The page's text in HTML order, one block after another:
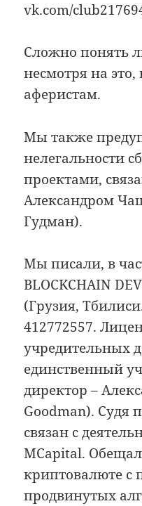
vk.com/
Сложно понять
несмотря на это,
аферистам.
Мы также
нелегальности
проектами,
Александром
Гудман).
Мы писали, в
BLOCKCHAIN
(Грузия,
412772557.
учредительных
единственный
директор –
Goodman). Судя
связан с
MСapital.
криптовалюте
продвинутых